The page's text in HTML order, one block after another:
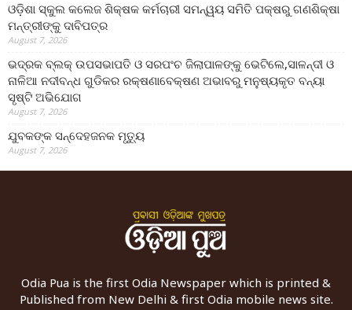
ଓଡ଼ିଶା ସ୍କୁଲ କଲେଜ ଶିକ୍ଷକ କର୍ମଚାରୀ ସମନ୍ୱୟ ସମିତି ପକ୍ଷରୁ ଗଣଶିକ୍ଷା
ମନ୍ତ୍ରୀଙ୍କୁ ଦାବିପତ୍ର
August 7, 2026
ଭଦ୍ରକ ବ୍ଲକ୍ ଉପସଭାପତି ଓ ସରପଂଚ ଜିଲାପାଳଙ୍କୁ ଭେଟିଲେ,ସାଳନ୍ଦୀ ଓ
ନାଳିଆ ନଦୀବନ୍ଧ ଗୁଡିକର ରକ୍ଷଣାବେକ୍ଷଣ ଅଭାବରୁ ମନୁଷ୍ୟକୃତ ବନ୍ୟା
ସୃଷ୍ଟି ଅଭିଯୋଗ
August 7, 2026
ଯୁବକଙ୍କ ସନ୍ଦେହଜନକ ମୃତ୍ୟୁ
August 7, 2026
Odia Pua is the first Odia Newspaper which is printed &
Published from New Delhi & first Odia mobile news site.